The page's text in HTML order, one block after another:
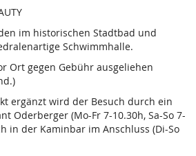
im historischen Stadtbad und
Schwimmhalle.
Ort gegen Gebühr ausgeliehen
ergänzt wird der Besuch durch ein
Oderberger (Mo-Fr 7-10.30h, Sa-So 7-
in der Kaminbar im Anschluss (Di-So